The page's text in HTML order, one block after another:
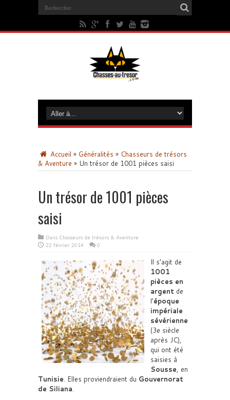
Accueil » Généralités » Chasseurs de trésors
& Aventure » Un trésor de 1001 pièces saisi
Un trésor de 1001 pièces
saisi
Dans Chasseurs de trésors & Aventure
22 février 2014
0
Il s’agit de
1001
pièces en
argent de
l’époque
impériale
sévérienne
(3e siècle
après JC),
qui ont été
saisies à
Sousse, en
Tunisie. Elles proviendraient du Gouvernorat
de Siliana.